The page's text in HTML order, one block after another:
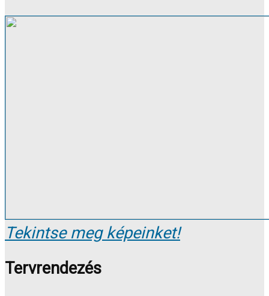
Tekintse meg képeinket!
Tervrendezés